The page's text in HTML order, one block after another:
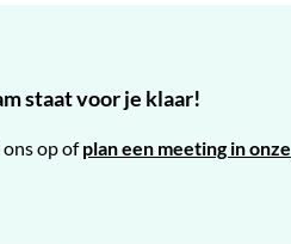
staat voor je klaar!
op ofplan een meeting in onze